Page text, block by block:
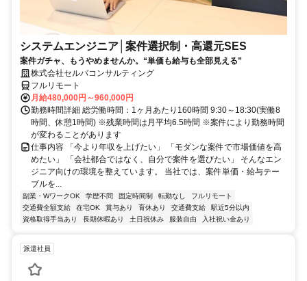
システムエンジニア│案件選択制・高還元SES
案件ガチャ、もうやめませんか。“単価も給与も全部見える”
株式会社セルバコンサルティング
フルリモート
月給480,000円～960,000円
勤務時間詳細 総労働時間：1ヶ月あたり160時間 9:30～18:30(実働8
時間、休憩1時間) ※残業時間は月平均6.5時間 ※案件により勤務時間
が変わることがあります
仕事内容 「今より年収を上げたい」 「モダンな案件で市場価値を高
めたい」 「会社都合ではなく、自分で案件を選びたい」 そんなエン
ジニア向けの環境を整えています。 当社では、案件単価・給与テー
ブルを...
副業・WワークOK 学歴不問 固定時間制 転勤なし
フルリモート
交通費全額支給
在宅OK 賞与あり 育休あり 交通費支給
駅近5分以内
資格取得手当あり
長期休暇あり 土日祝休み 服装自由 入社祝い金あり
派遣社員